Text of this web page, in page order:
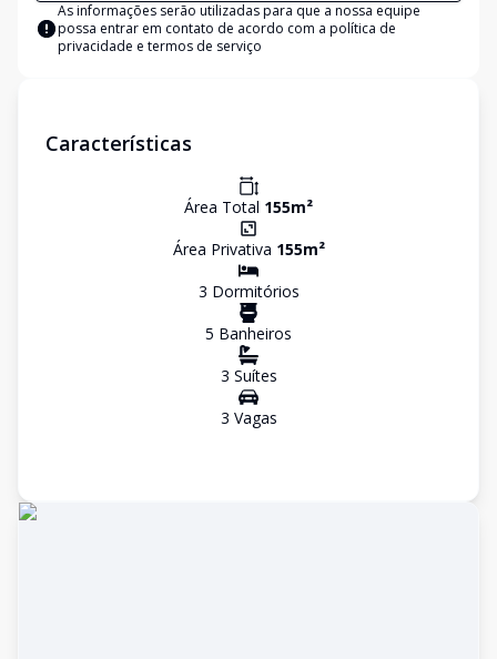
As informações serão utilizadas para que a nossa equipe
possa entrar em contato de acordo com a política de
privacidade e termos de serviço
Características
Área Total 155m²
Área Privativa 155m²
3 Dormitórios
5 Banheiros
3 Suítes
3 Vagas